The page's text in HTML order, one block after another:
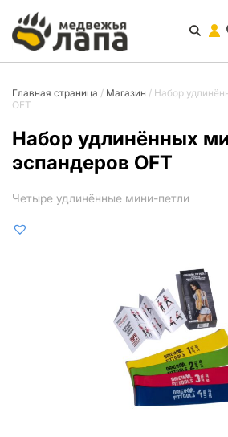
Главная страница / Магазин / Набор
OFT
Набор удлинённых
эспандеров OFT
Четыре удлинённые мини-петли